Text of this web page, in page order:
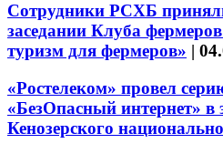
Сотрудники РСХБ
заседании Клуба
туризм для фермеров» |
«Ростелеком» провел
«БезОпасный интернет» в
Кенозерского